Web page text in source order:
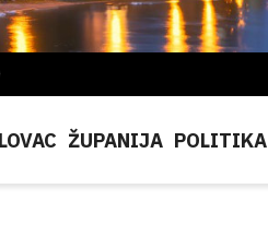
ŽUPANIJA POLITIKA